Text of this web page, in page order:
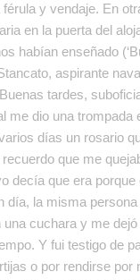
y vendaje. En
en la puerta del
habían enseñado
aspirante
tardes,
me dio una trompada
días un rosario
que me
decía que era porque
día, la misma persona
cuchara y me
Y fui testigo de
o por rendirse por